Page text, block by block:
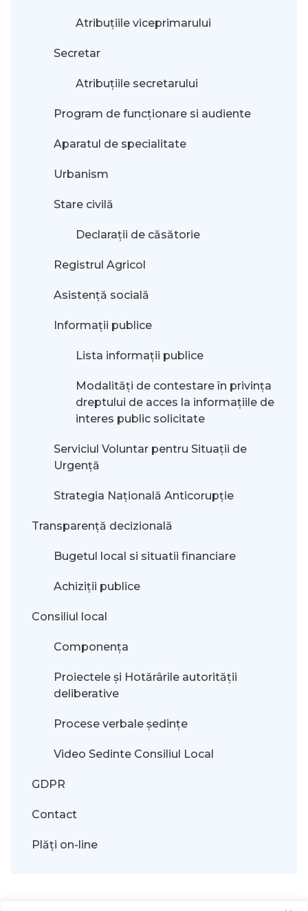
Atribuțiile viceprimarului
Secretar
Atribuțiile secretarului
Program de funcționare si audiente
Aparatul de specialitate
Urbanism
Stare civilă
Declarații de căsătorie
Registrul Agricol
Asistență socială
Informații publice
Lista informații publice
Modalităţi de contestare în privinţa
dreptului de acces la informaţiile de
interes public solicitate
Serviciul Voluntar pentru Situații de
Urgență
Strategia Națională Anticorupție
Transparență decizională
Bugetul local si situatii financiare
Achiziții publice
Consiliul local
Componența
Proiectele și Hotărârile autorității
deliberative
Procese verbale ședințe
Video Sedinte Consiliul Local
GDPR
Contact
Plăți on-line